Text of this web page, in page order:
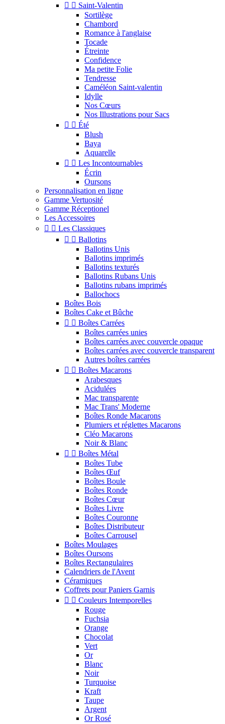
  Saint-Valentin
Sortilège
Chambord
Romance à l'anglaise
Tocade
Étreinte
Confidence
Ma petite Folie
Tendresse
Caméléon Saint-valentin
Idylle
Nos Cœurs
Nos Illustrations pour Sacs
  Été
Blush
Baya
Aquarelle
  Les Incontournables
Écrin
Oursons
Personnalisation en ligne
Gamme Vertuosité
Gamme Réceptionel
Les Accessoires
  Les Classiques
  Ballotins
Ballotins Unis
Ballotins imprimés
Ballotins texturés
Ballotins Rubans Unis
Ballotins rubans imprimés
Ballochocs
Boîtes Bois
Boîtes Cake et Bûche
  Boîtes Carrées
Boîtes carrées unies
Boîtes carrées avec couvercle opaque
Boîtes carrées avec couvercle transparent
Autres boîtes carrées
  Boîtes Macarons
Arabesques
Acidulées
Mac transparente
Mac Trans' Moderne
Boîtes Ronde Macarons
Plumiers et réglettes Macarons
Cléo Macarons
Noir & Blanc
  Boîtes Métal
Boîtes Tube
Boîtes Œuf
Boîtes Boule
Boîtes Ronde
Boîtes Cœur
Boîtes Livre
Boîtes Couronne
Boîtes Distributeur
Boîtes Carrousel
Boîtes Moulages
Boîtes Oursons
Boîtes Rectangulaires
Calendriers de l'Avent
Céramiques
Coffrets pour Paniers Garnis
  Couleurs Intemporelles
Rouge
Fuchsia
Orange
Chocolat
Vert
Or
Blanc
Noir
Turquoise
Kraft
Taupe
Argent
Or Rosé